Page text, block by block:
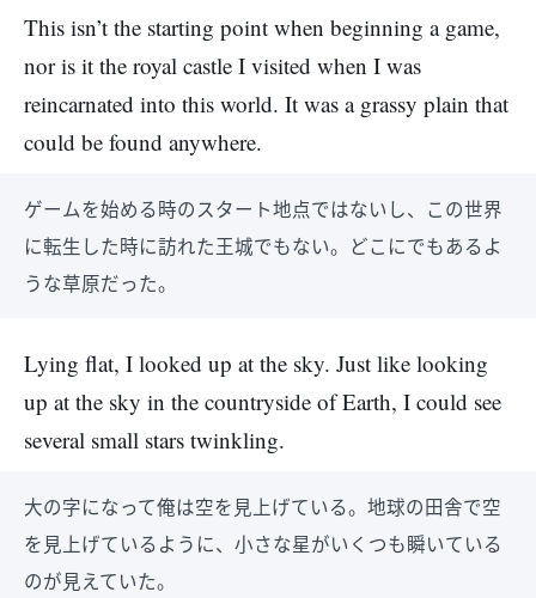
This isn’t the starting point when beginning a game,
nor is it the royal castle I visited when I was
reincarnated into this world. It was a grassy plain that
could be found anywhere.
ゲームを始める時のスタート地点ではないし、この世界
に転生した時に訪れた王城でもない。どこにでもあるよ
うな草原だった。
Lying flat, I looked up at the sky. Just like looking
up at the sky in the countryside of Earth, I could see
several small stars twinkling.
大の字になって俺は空を見上げている。地球の田舎で空
を見上げているように、小さな星がいくつも瞬いている
のが見えていた。